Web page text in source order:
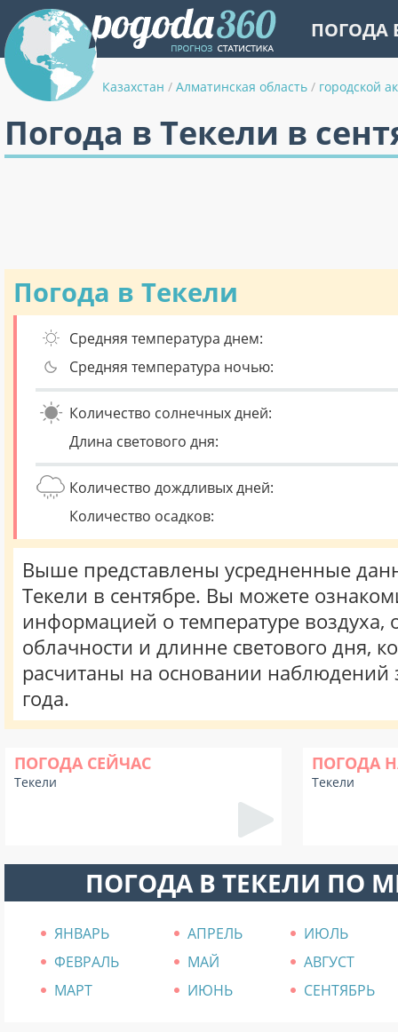
ПОГОДА
Казахстан / Алматинская область / городской
Погода в Текели в
Погода в Текели
Средняя температура днем:
Средняя температура ночью:
Количество солнечных дней:
Длина светового дня:
Количество дождливых дней:
Количество осадков:
Выше представлены усредненные
Текели в сентябре. Вы можете
информацией о температуре воздуха,
облачности и длинне светового дня,
расчитаны на основании наблюдений
года.
ПОГОДА СЕЙЧАС
Текели
ПОГОДА
Текели
ПОГОДА В ТЕКЕЛИ ПО
ЯНВАРЬ АПРЕЛЬ
ИЮЛЬ
ФЕВРАЛЬ
МАЙ
АВГУСТ
МАРТ
ИЮНЬ СЕНТЯБРЬ